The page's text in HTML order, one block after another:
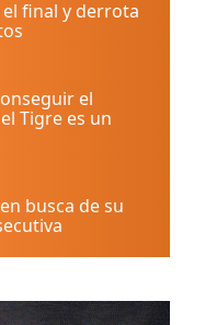
final y derrota
el
Tigre es un
busca de su